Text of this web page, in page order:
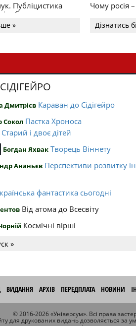
Публіцистика
табу
»
Чому росія
Дізнатись
Дмитрієв Караван до Сідігейро
Сокол Пастка Хроноса
Старий і двоє дітей
Богдан Яхвак Творець Віннету
Ананьєв Перспективи розвитку
фантастика сьогодні
Від атома до Всесвіту
Космічні вірші
»
ВИДАННЯ АРХІВ ПЕРЕДПЛАТА НОВИНИ
© 2016-2026 «Універсум». Всі права
для друкованих видань дозволяється